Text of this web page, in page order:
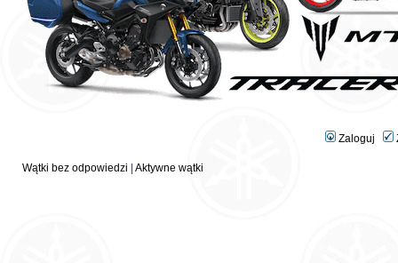
Zaloguj
Wątki bez odpowiedzi Aktywne wątki